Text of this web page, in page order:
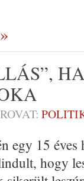
ROVAT:
egy 15
hogy